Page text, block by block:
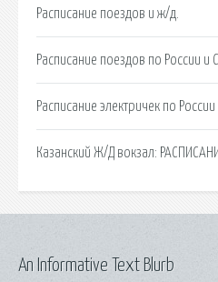
Расписание поездов и ж/д.
Расписание поездов по России и
Расписание электричек по России
Казанский Ж/Д вокзал:
An Informative Text Blurb